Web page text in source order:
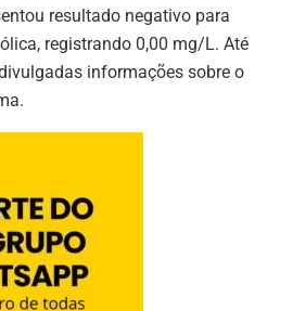
resultado negativo para
registrando 0,00 mg/L. Até
informações sobre o